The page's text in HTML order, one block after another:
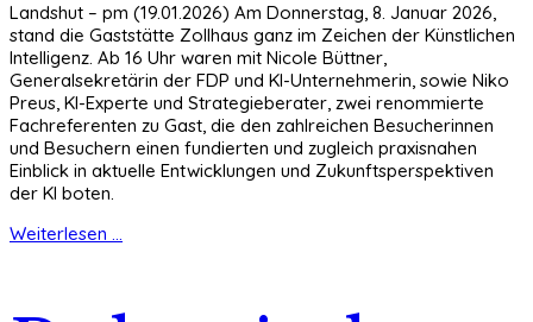
Landshut – pm (19.01.2026) Am Donnerstag, 8. Januar 2026,
stand die Gaststätte Zollhaus ganz im Zeichen der Künstlichen
Intelligenz. Ab 16 Uhr waren mit Nicole Büttner,
Generalsekretärin der FDP und KI-Unternehmerin, sowie Niko
Preus, KI-Experte und Strategieberater, zwei renommierte
Fachreferenten zu Gast, die den zahlreichen Besucherinnen
und Besuchern einen fundierten und zugleich praxisnahen
Einblick in aktuelle Entwicklungen und Zukunftsperspektiven
der KI boten.
Weiterlesen ...